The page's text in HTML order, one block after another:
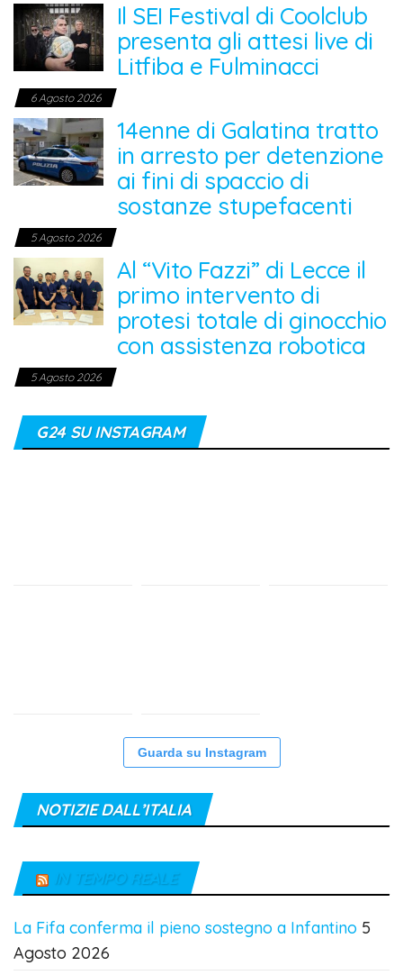
Il SEI Festival di Coolclub
presenta gli attesi live di
Litfiba e Fulminacci
6 Agosto 2026
14enne di Galatina tratto
in arresto per detenzione
ai fini di spaccio di
sostanze stupefacenti
5 Agosto 2026
Al “Vito Fazzi” di Lecce il
primo intervento di
protesi totale di ginocchio
con assistenza robotica
5 Agosto 2026
G24 SU INSTAGRAM
Guarda su Instagram
NOTIZIE DALL’ITALIA
IN TEMPO REALE
La Fifa conferma il pieno sostegno a Infantino 5
Agosto 2026